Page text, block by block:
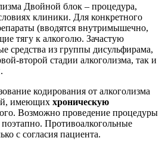
Двойной блок – процедура,
клиники. Для конкретного
(вводятся внутримышечно,
тягу к алкоголю. Зачастую
средства из группы дисульфирама,
второй стадии алкоголизма, так и
кодирования от алкоголизма
имеющих хроническую
Возможно проведение процедуры
поэтапно. Противоалкогольные
с согласия пациента.